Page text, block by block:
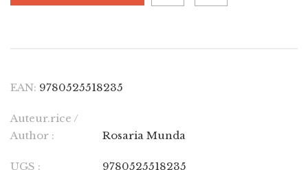
EAN: 9780525518235
Auteur.rice /
Author :
Rosaria Munda
UGS : 9780525518235